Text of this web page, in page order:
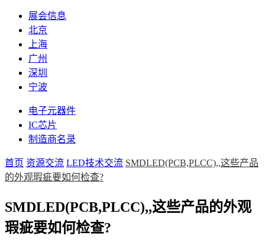
展会信息
北京
上海
广州
深圳
宁波
电子元器件
IC芯片
制造商名录
首页 资源交流 LED技术交流 SMDLED(PCB,PLCC),,这些产品
的外观瑕疵要如何检查?
SMDLED(PCB,PLCC),,这些产品的外观
瑕疵要如何检查?